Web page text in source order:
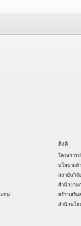
ะชุม
ลิงค์
โครงการ
นโยบายด้
สถาบันวิจั
สำนักงาน
สร้างเสริ
สำนักนโย